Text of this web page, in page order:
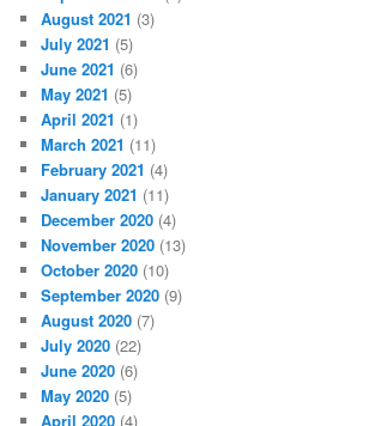
August 2021 (3)
July 2021 (5)
June 2021 (6)
May 2021 (5)
April 2021 (1)
March 2021 (11)
February 2021 (4)
January 2021 (11)
December 2020 (4)
November 2020 (13)
October 2020 (10)
September 2020 (9)
August 2020 (7)
July 2020 (22)
June 2020 (6)
May 2020 (5)
April 2020 (4)